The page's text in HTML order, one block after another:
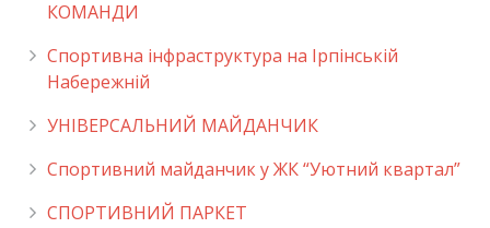
КОМАНДИ
Спортивна інфраструктура на Ірпінській
Набережній
УНІВЕРСАЛЬНИЙ МАЙДАНЧИК
Cпортивний майданчик у ЖК “Уютний квартал”
СПОРТИВНИЙ ПАРКЕТ